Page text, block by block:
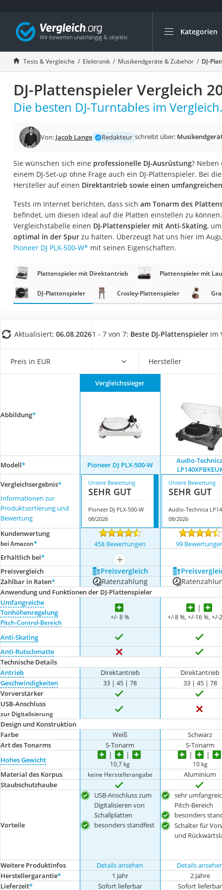
Kategorien
Die beliebtesten
Elektronik
Powerstation
Monitor 32 Zoll 4K
Fernseher
Desktop-PC
Diascanner
Laser-
Powerstation mit
Gaming-PC
Soundbar
Satellitenschüssel
Gaming-Headset
Ladekabel Typ 2
Lichtwecker
Acer Aspire
Tests & Vergleiche Elektronik Musikendgeräte & Zubehör DJ-
DJ-Plattenspieler Vergleich
Die besten DJ-Turntables im Vergleich.
Von: Jacob Lange Redakteur schreibt über:
Sie wünschen sich eine professionelle DJ-Ausrüstung?
einem DJ-Set-up ohne Frage auch ein DJ-Plattenspieler. Bei
Hersteller auf einen Direktantrieb sowie einen
Tests im Internet berichten, dass sich am Tonarm des
befindet, um diesen ideal auf die Platten einstellen zu
Vergleichstabelle einen DJ-Plattenspieler mit Anti-Skating,
optimal in der Spurzu halten. Überzeugt hat uns hier im
Pioneer DJ PLX-500-W* mit seinen Eigenschaften.
Plattenspieler mit Direktantrieb Plattenspieler mit
DJ-Plattenspieler Crosley-Plattenspieler
Aktualisiert: 06.08.20261 - 7 von 7: Beste DJ-Plattenspieler im
Preis in EUR Hersteller
Abbildung*
Vergleichssieger
Modell* Pioneer DJ PLX-500-W
Audio-
Vergleichsergebnis*
Informationen zur
Produktsortierung und
Bewertung
Unsere Bewertung
SEHR GUT
Pioneer DJ PLX-500-W
08/2026
Unsere Bewertung
SEHR GUT
08/2026
Kundenwertung
bei Amazon* 458 Bewertungen
99
Erhältlich bei*
mehr anzeigen
Preis­vergleich
Preis­vergleich
Zahlbar in Raten* Ratenzahlung
Anwendung und Funktionen der DJ-Plattenspieler
Umfangreiche
Tonhöhenregelung
Pitch-Control-Bereich
+/- 8 % +/-8 %, +/-16 %, +/-
Anti-Skating
Anti-Rutschmatte
Technische Details
Antrieb
Direktantrieb
Direktantrieb
Geschwindigkeiten
33 | 45 | 78
33 | 45 | 78
Vorverstärker
USB-Anschluss
zur Digitalisierung
Design und Konstruktion
Farbe
Weiß
Schwarz
Art des Tonarms
S-Tonarm
S-Tonarm
Hohes Gewicht
10,7 kg 10 kg
Material des Korpus keine Herstellerangabe
Aluminium
Staubschutzhaube
Vorteile
USB-Anschluss zum
Digitalisieren von
Schallplatten
besonders standfest
sehr
Pitch-Bereich
besonders
Schalter für
und
Weitere Produktinfos Details ansehen
Details
Herstellergarantie* 1 Jahr
2 Jahre
Lieferzeit* Sofort lieferbar Sofort lieferbar